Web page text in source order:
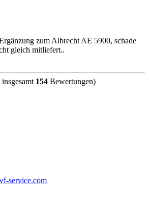
zum Albrecht AE 5900, schade
gleich mitliefert..
154 Bewertungen)